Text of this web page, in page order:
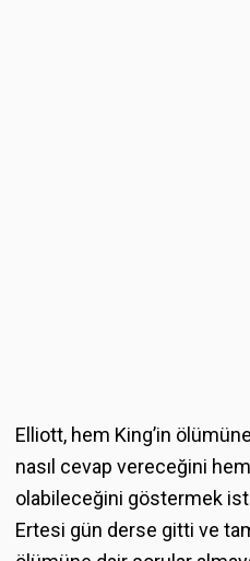
Elliott, hem King’in
nasıl cevap vereceğini hem
olabileceğini göstermek
Ertesi gün derse gitti ve